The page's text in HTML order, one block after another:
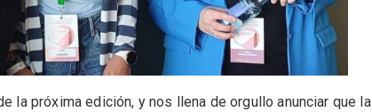
la próxima edición, y nos llena de orgullo anunciar que la